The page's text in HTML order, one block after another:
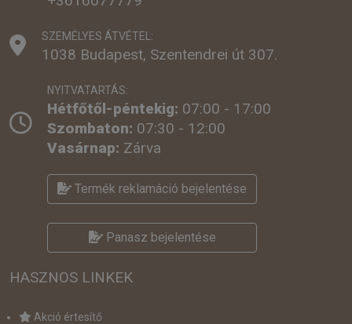
SZEMÉLYES ÁTVÉTEL:
1038 Budapest, Szentendrei út 307.
NYITVATARTÁS:
Hétfőtől-péntekig: 07:00 - 17:00
Szombaton: 07:30 - 12:00
Vasárnap: Zárva
Termék reklamáció bejelentése
Panasz bejelentése
HASZNOS LINKEK
Akció értesítő